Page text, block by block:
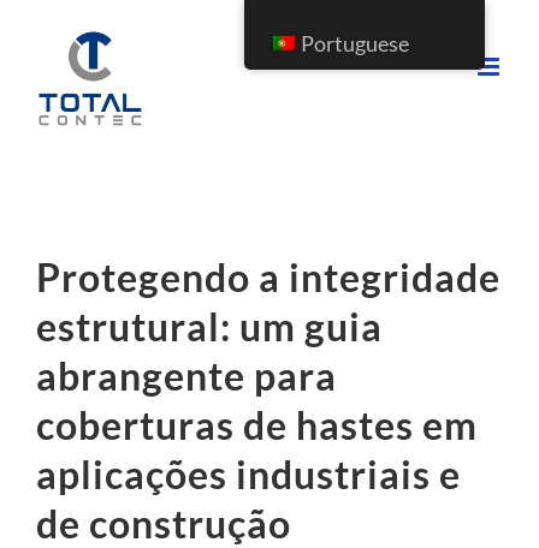
Protegendo a integridade
estrutural: um guia
abrangente para
coberturas de hastes em
aplicações industriais e
de construção
Portuguese